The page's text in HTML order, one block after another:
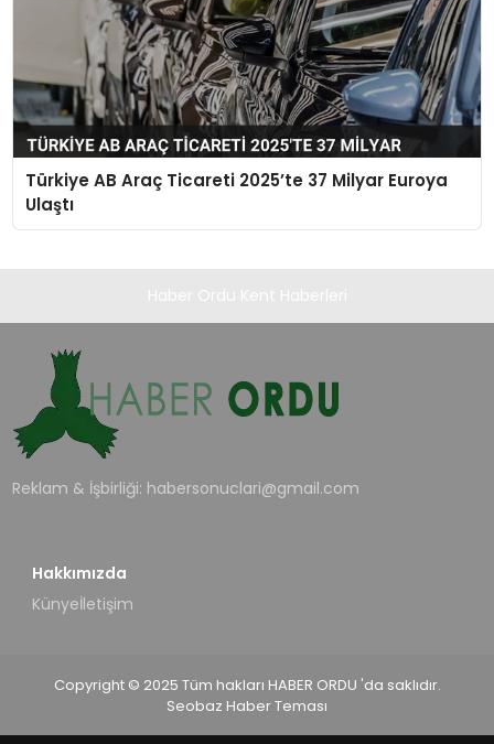
Türkiye AB Araç Ticareti 2025’te 37 Milyar Euroya
Ulaştı
Reklam & İşbirliği: habersonuclari@gmail.com
Hakkımızda
Künyeİletişim
Copyright © 2025 Tüm hakları HABER ORDU 'da saklıdır.
Seobaz Haber Teması